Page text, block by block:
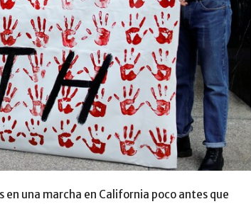
una marcha en California poco antes que